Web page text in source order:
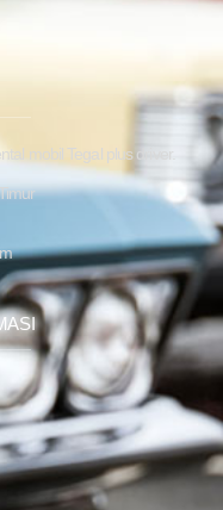
mobil Tegal plus driver.